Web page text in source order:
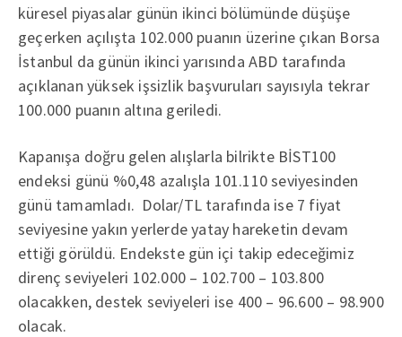
küresel piyasalar günün ikinci bölümünde düşüşe
geçerken açılışta 102.000 puanın üzerine çıkan Borsa
İstanbul da günün ikinci yarısında ABD tarafında
açıklanan yüksek işsizlik başvuruları sayısıyla tekrar
100.000 puanın altına geriledi.
Kapanışa doğru gelen alışlarla bilrikte BİST100
endeksi günü %0,48 azalışla 101.110 seviyesinden
günü tamamladı. Dolar/TL tarafında ise 7 fiyat
seviyesine yakın yerlerde yatay hareketin devam
ettiği görüldü. Endekste gün içi takip edeceğimiz
direnç seviyeleri 102.000 – 102.700 – 103.800
olacakken, destek seviyeleri ise 400 – 96.600 – 98.900
olacak.